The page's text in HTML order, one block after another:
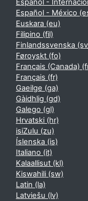
Español -
Español - México
Euskara ‎(eu)‎
Filipino ‎(fil)‎
Finlandssvenska
Føroyskt ‎(fo)‎
Français (Canada)
Français ‎(fr)‎
Gaeilge ‎(ga)‎
Gàidhlig ‎(gd)‎
Galego ‎(gl)‎
Hrvatski ‎(hr)‎
isiZulu ‎(zu)‎
Íslenska ‎(is)‎
Italiano ‎(it)‎
Kalaallisut ‎(kl)‎
Kiswahili ‎(sw)‎
Latin ‎(la)‎
Latviešu ‎(lv)‎